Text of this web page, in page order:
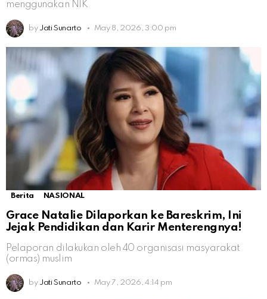
menggunakan NIK
by Jati Sunarto May 8, 2026, 3:00 pm
Berita NASIONAL
Grace Natalie Dilaporkan ke Bareskrim, Ini
Jejak Pendidikan dan Karir Menterengnya!
Pelaporan dilakukan oleh 40 organisasi masyarakat
(ormas) muslim
by Jati Sunarto May 7, 2026, 4:14 pm